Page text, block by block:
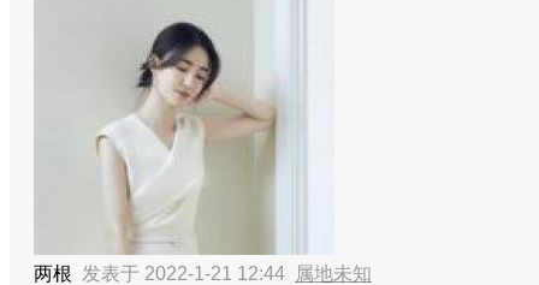
两根 发表于 2022-1-21 12:44 属地未知